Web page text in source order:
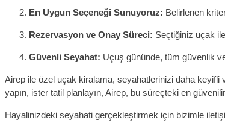
En Uygun Seçeneği Sunuyoruz: Belirlenen
Rezervasyon ve Onay Süreci: Seçtiğiniz uçak
Güvenli Seyahat: Uçuş gününde, tüm güvenlik
Airep ile özel uçak kiralama, seyahatlerinizi daha
yapın, ister tatil planlayın, Airep, bu süreçteki en güvenilir
Hayalinizdeki seyahati gerçekleştirmek için bizimle